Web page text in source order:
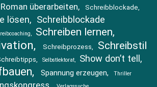
Roman überarbeiten Schreibblockade
lösen
Schreibblockade
Schreiben lernen
Schreibprozess
Schreibstil
Selbstlektorat Show don’t tell
Spannung erzeugen
Thriller